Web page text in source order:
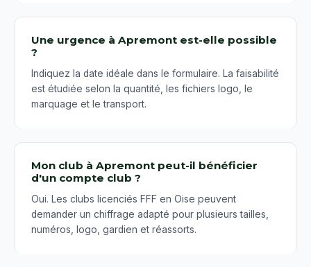
Une urgence à Apremont est-elle possible
?
Indiquez la date idéale dans le formulaire. La faisabilité
est étudiée selon la quantité, les fichiers logo, le
marquage et le transport.
Mon club à Apremont peut-il bénéficier
d'un compte club ?
Oui. Les clubs licenciés FFF en Oise peuvent
demander un chiffrage adapté pour plusieurs tailles,
numéros, logo, gardien et réassorts.